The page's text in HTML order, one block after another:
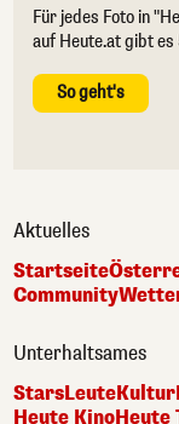
Für jedes Foto in
auf Heute.at gibt es
So geht's
Aktuelles
Startseite
Community
Unterhaltsames
StarsLeuteKultur
Heute KinoHeute